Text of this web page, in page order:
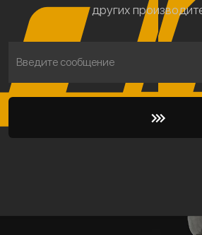
других
Введите сообщение